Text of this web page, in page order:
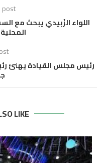
اللواء الزُبيدي يبحث مع
رئيس مجلس القيادة يهنئ
LIKE